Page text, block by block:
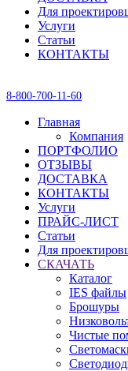
Для
Услуги
Статьи
КОНТАКТЫ
8-800-700-11-60
Главная
Компания
ПОРТФОЛИО
ОТЗЫВЫ
ДОСТАВКА
КОНТАКТЫ
Услуги
ПРАЙС-ЛИСТ
Статьи
Для
СКАЧАТЬ
Каталог
IES файлы
Брошуры
Чистые